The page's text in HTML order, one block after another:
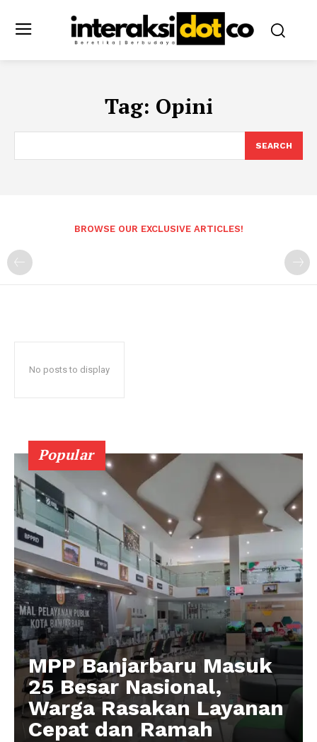
Tag: Opini
SEARCH
BROWSE OUR EXCLUSIVE ARTICLES!
No posts to display
Popular
MPP Banjarbaru Masuk
25 Besar Nasional,
Warga Rasakan Layanan
Cepat dan Ramah